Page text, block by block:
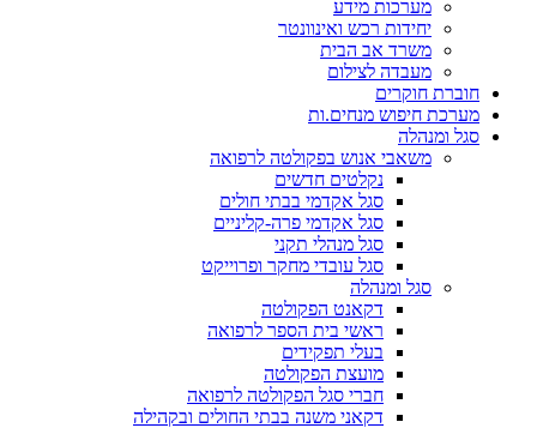
מערכות מידע
יחידות רכש ואינוונטר
משרד אב הבית
מעבדה לצילום
חוברת חוקרים
מערכת חיפוש מנחים.ות
סגל ומנהלה
משאבי אנוש בפקולטה לרפואה
נקלטים חדשים
סגל אקדמי בבתי חולים
סגל אקדמי פרה-קליניים
סגל מנהלי תקני
סגל עובדי מחקר ופרוייקט
סגל ומנהלה
דקאנט הפקולטה
ראשי בית הספר לרפואה
בעלי תפקידים
מועצת הפקולטה
חברי סגל הפקולטה לרפואה
דקאני משנה בבתי החולים ובקהילה